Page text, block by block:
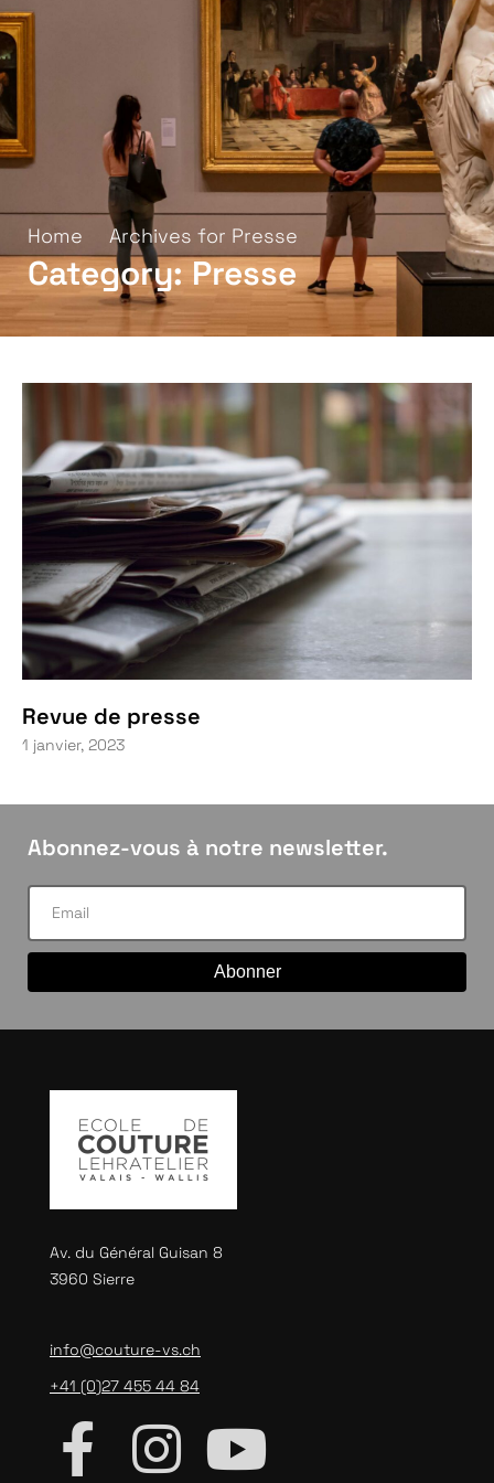
Home Archives for Presse
Category: Presse
Revue de presse
1 janvier, 2023
Abonnez-vous à notre newsletter.
Abonner
Av. du Général Guisan 8
3960 Sierre
info@couture-vs.ch
+41 (0)27 455 44 84